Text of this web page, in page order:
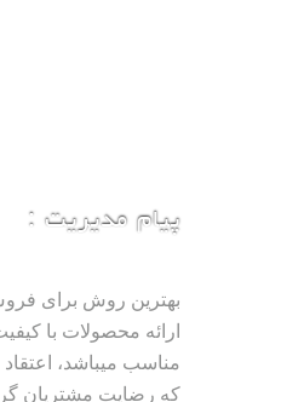
پیام مدیریت :
بهترین روش برای
ارائه محصولات با
مناسب میباشد،
که رضایت مشتریان